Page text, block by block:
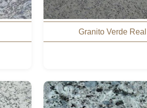
Granito Verde Real